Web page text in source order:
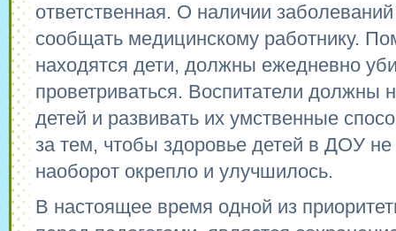
ответственная. О наличии
сообщать медицинскому работнику.
находятся дети, должны ежедневно
проветриваться. Воспитатели должны
детей и развивать их умственные
за тем, чтобы здоровье детей в ДОУ
наоборот окрепло и улучшилось.
В настоящее время одной из